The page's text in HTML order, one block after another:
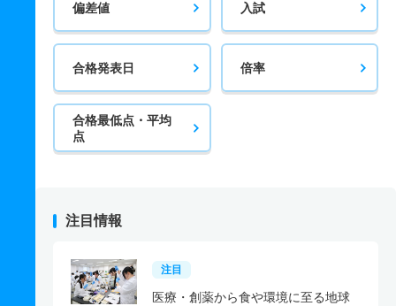
偏差値 入試
合格発表日 倍率
合格最低点・平均
点
注目情報
注目
医療・創薬から食や環境に至る地球